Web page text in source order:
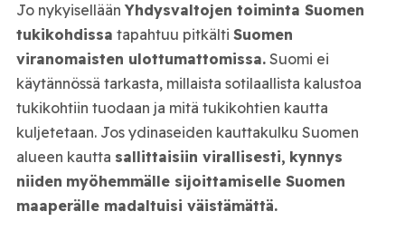
Jo nykyisellään Yhdysvaltojen toiminta Suomen
tukikohdissa tapahtuu pitkälti Suomen
viranomaisten ulottumattomissa.Suomi ei
käytännössä tarkasta, millaista sotilaallista kalustoa
tukikohtiin tuodaan ja mitä tukikohtien kautta
kuljetetaan. Jos ydinaseiden kauttakulku Suomen
alueen kautta sallittaisiin virallisesti, kynnys
niiden myöhemmälle sijoittamiselle Suomen
maaperälle madaltuisi väistämättä.